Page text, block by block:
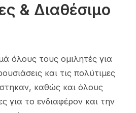
& Διαθέσιμο
όλους τους ομιλητές για
και τις πολύτιμες
καθώς και όλους
για το ενδιαφέρον και την